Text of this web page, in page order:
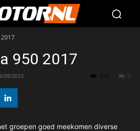
950 2017
09/2023 0
510
groepen goed meekomen diverse